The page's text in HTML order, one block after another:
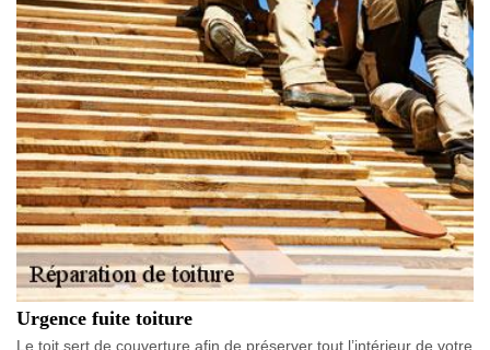
Urgence fuite toiture
Le toit sert de couverture afin de préserver tout l’intérieur de votre